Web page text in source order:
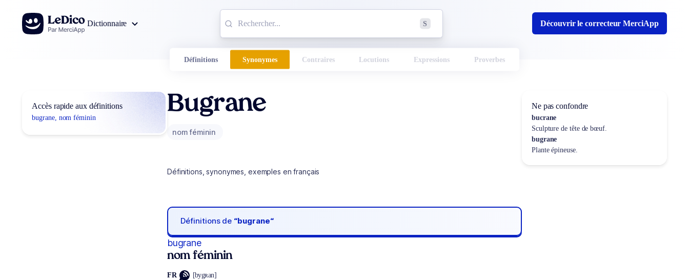
Aller au contenu
Dictionnaire
S Découvrir le correcteur MerciApp
Définitions Synonymes Contraires Locutions Expressions Proverbes
Accès rapide aux définitions
bugrane, nom féminin
Bugrane
nom féminin
Définitions, synonymes, exemples en français
Définitions de “bugrane“
bugrane
nom féminin
FR [bygʀan]
Ne pas confondre
bucrane
Sculpture de tête de bœuf.
bugrane
Plante épineuse.